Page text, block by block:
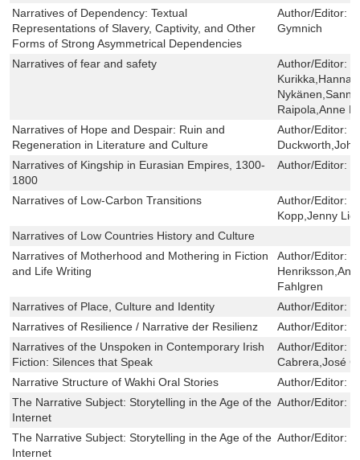
Narratives of Dependency: Textual
Representations of Slavery, Captivity, and Other
Forms of Strong Asymmetrical Dependencies
Author/Editor:
Gymnich
Narratives of fear and safety Author/Editor:
Kurikka,Hanna
Raipola,Anne
Narratives of Hope and Despair: Ruin and
Regeneration in Literature and Culture
Author/Editor:
Narratives of Kingship in Eurasian Empires, 1300-
1800
Author/Editor:
Narratives of Low-Carbon Transitions Author/Editor:
Kopp,Jenny
Narratives of Low Countries History and Culture
Narratives of Motherhood and Mothering in Fiction
and Life Writing
Author/Editor:
Fahlgren
Narratives of Place, Culture and Identity
Author/Editor:
Narratives of Resilience / Narrative der Resilienz
Author/Editor:
Narratives of the Unspoken in Contemporary Irish
Fiction: Silences that Speak
Author/Editor:
Cabrera,José
Narrative Structure of Wakhi Oral Stories
Author/Editor:
The Narrative Subject: Storytelling in the Age of the
Internet
Author/Editor:
The Narrative Subject: Storytelling in the Age of the
Internet
Author/Editor: